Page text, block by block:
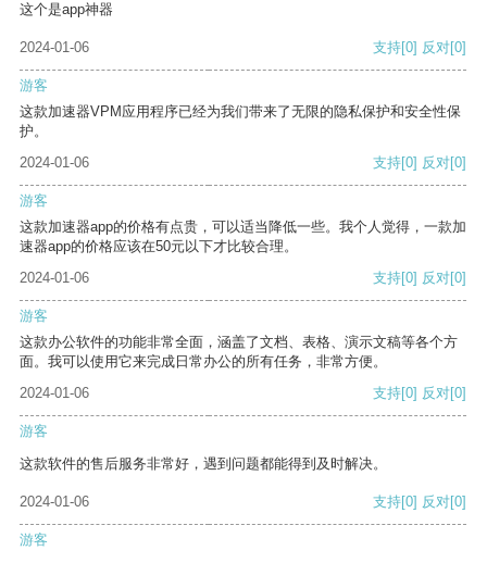
这个是app神器
2024-01-06 支持[0] 反对[0]
游客
这款加速器VPM应用程序已经为我们带来了无限的隐私保护和安全性保
护。
2024-01-06
支持[0] 反对[0]
游客
这款加速器app的价格有点贵，可以适当降低一些。我个人觉得，一款加
速器app的价格应该在50元以下才比较合理。
2024-01-06
支持[0] 反对[0]
游客
这款办公软件的功能非常全面，涵盖了文档、表格、演示文稿等各个方
面。我可以使用它来完成日常办公的所有任务，非常方便。
2024-01-06
支持[0] 反对[0]
游客
这款软件的售后服务非常好，遇到问题都能得到及时解决。
2024-01-06 支持[0] 反对[0]
游客